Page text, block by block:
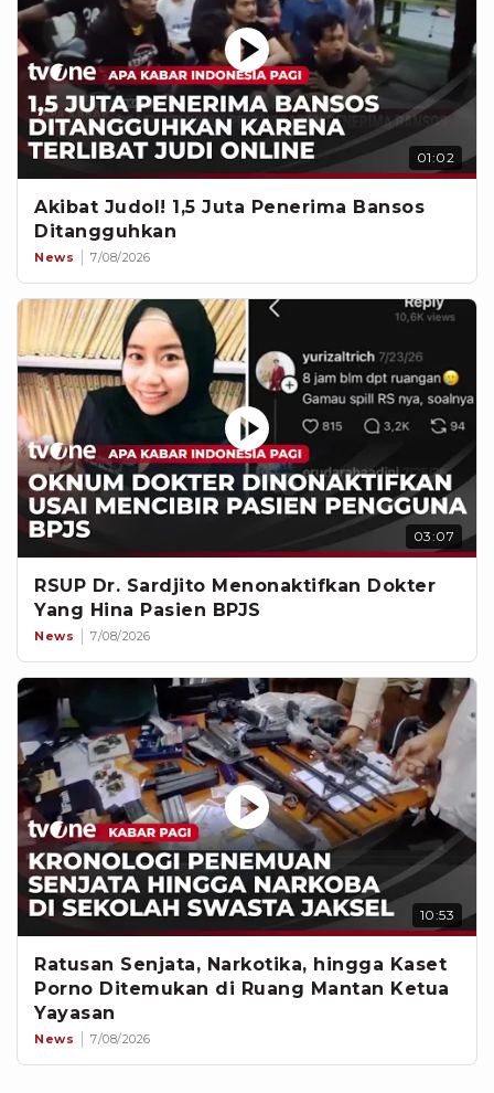
01:02
Akibat Judol! 1,5 Juta Penerima Bansos
Ditangguhkan
News 7/08/2026
03:07
RSUP Dr. Sardjito Menonaktifkan Dokter
Yang Hina Pasien BPJS
News 7/08/2026
10:53
Ratusan Senjata, Narkotika, hingga Kaset
Porno Ditemukan di Ruang Mantan Ketua
Yayasan
News 7/08/2026